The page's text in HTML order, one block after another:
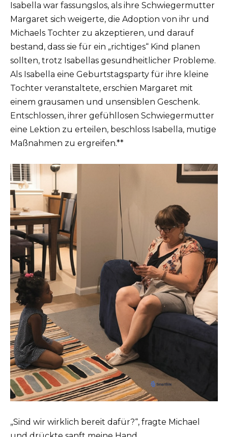
Isabella war fassungslos, als ihre Schwiegermutter
Margaret sich weigerte, die Adoption von ihr und
Michaels Tochter zu akzeptieren, und darauf
bestand, dass sie für ein „richtiges“ Kind planen
sollten, trotz Isabellas gesundheitlicher Probleme.
Als Isabella eine Geburtstagsparty für ihre kleine
Tochter veranstaltete, erschien Margaret mit
einem grausamen und unsensiblen Geschenk.
Entschlossen, ihrer gefühllosen Schwiegermutter
eine Lektion zu erteilen, beschloss Isabella, mutige
Maßnahmen zu ergreifen.**
„Sind wir wirklich bereit dafür?“, fragte Michael